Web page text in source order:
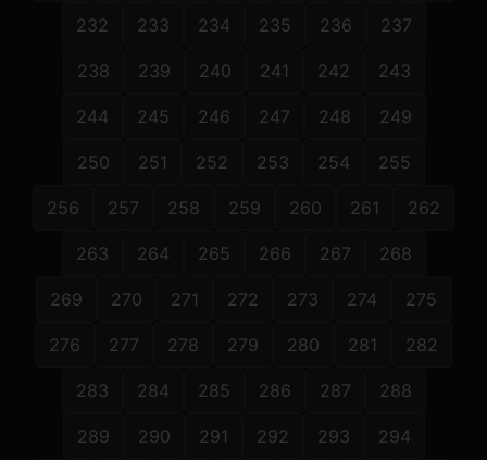
232 233 234 235 236 237
238 239 240 241 242 243
244 245 246 247 248 249
250 251 252 253 254 255
256 257 258 259 260 261 262
263 264 265 266 267 268
269 270 271 272 273 274 275
276 277 278 279 280 281 282
283 284 285 286 287 288
289 290 291 292 293 294